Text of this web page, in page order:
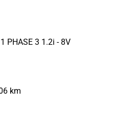
PHASE 3 1.2i - 8V
km